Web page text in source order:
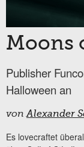
Moons
Publisher
Halloween an
vonAlexander
Es lovecraftet